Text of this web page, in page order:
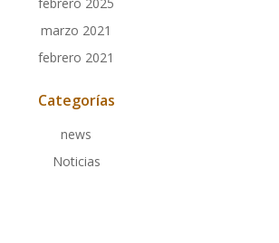
febrero 2025
marzo 2021
febrero 2021
Categorías
news
Noticias